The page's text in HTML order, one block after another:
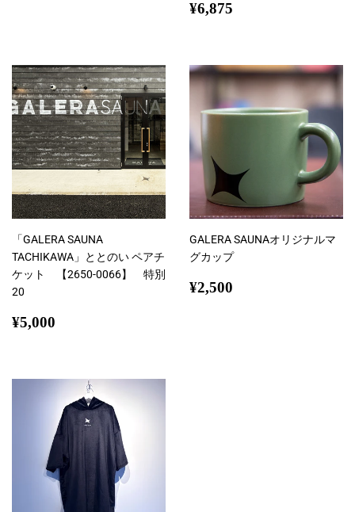
通
¥6,875
「GALERA SAUNA
TACHIKAWA」ととのい ペアチ
ケット 【2650-0066】 特別
20
通
¥5,000
GALERA SAUNAオリジナルマ
グカップ
通
¥2,500